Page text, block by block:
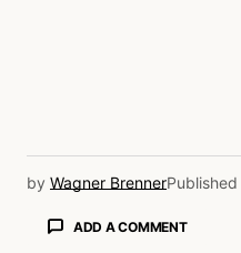
by Wagner BrennerPublished
ADD A COMMENT